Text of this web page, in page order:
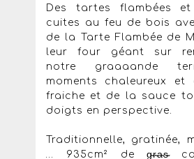
Des tartes flambées
cuites au feu de bois
de la Tarte Flambée de
leur four géant sur
notre graaaande
moments chaleureux et
fraiche et de la sauce
doigts en perspective.
Traditionnelle, gratinée,
… 935cm² de g̴r̴a̴s̴